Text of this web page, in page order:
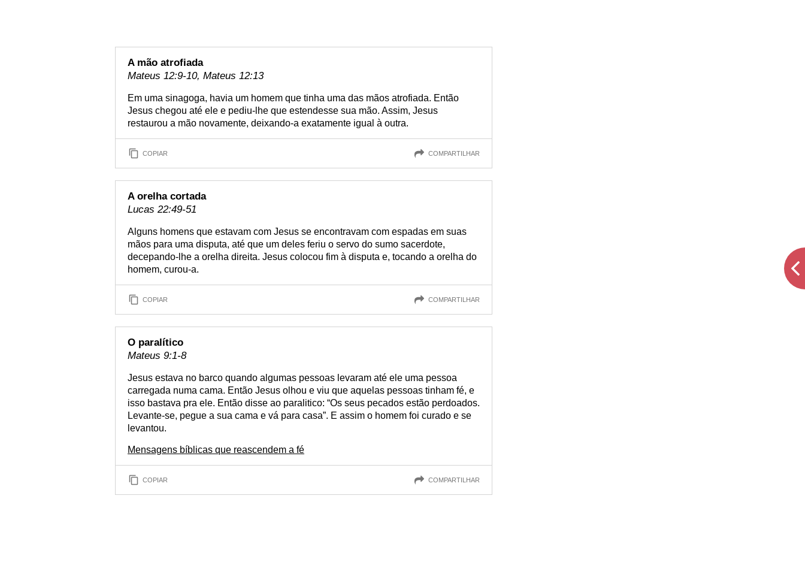
A mão atrofiada
Mateus 12:9-10, Mateus 12:13
Em uma sinagoga, havia um homem que tinha uma das mãos atrofiada. Então
Jesus chegou até ele e pediu-lhe que estendesse sua mão. Assim, Jesus
restaurou a mão novamente, deixando-a exatamente igual à outra.
COPIAR COMPARTILHAR
A orelha cortada
Lucas 22:49-51
Alguns homens que estavam com Jesus se encontravam com espadas em suas
mãos para uma disputa, até que um deles feriu o servo do sumo sacerdote,
decepando-lhe a orelha direita. Jesus colocou fim à disputa e, tocando a orelha do
homem, curou-a.
COPIAR COMPARTILHAR
O paralítico
Mateus 9:1-8
Jesus estava no barco quando algumas pessoas levaram até ele uma pessoa
carregada numa cama. Então Jesus olhou e viu que aquelas pessoas tinham fé, e
isso bastava pra ele. Então disse ao paralitico: “Os seus pecados estão perdoados.
Levante-se, pegue a sua cama e vá para casa”. E assim o homem foi curado e se
levantou.
Mensagens bíblicas que reascendem a fé
COPIAR COMPARTILHAR